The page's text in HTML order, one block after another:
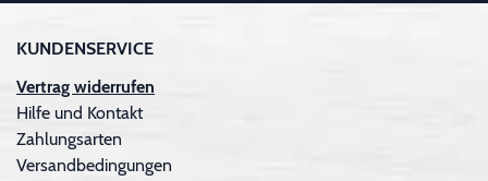
KUNDENSERVICE
Vertrag widerrufen
Hilfe und Kontakt
Zahlungsarten
Versandbedingungen